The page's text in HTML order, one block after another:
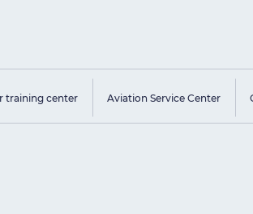
training center Aviation Service Center